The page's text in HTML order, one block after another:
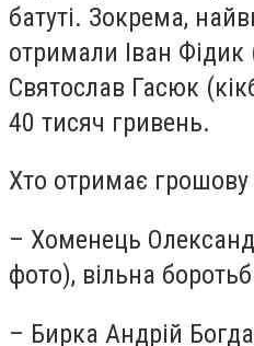
батуті. Зокрема,
отримали Іван
Святослав Гасюк
40 тисяч гривень.
Хто отримає грошову
– Хоменець
фото), вільна
– Бирка Андрій